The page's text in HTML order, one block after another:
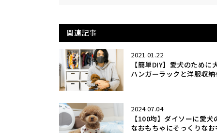
関連記事
2021.01.22
【簡単DIY】愛犬のために
ハンガーラックと洋服収
2024.07.04
【100均】ダイソーに愛犬
なおもちゃにそっくりな